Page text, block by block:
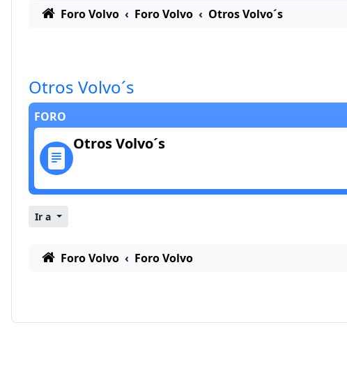
Foro Volvo Foro Volvo Otros Volvo´s
Otros Volvo´s
FORO
Otros Volvo´s
Ir a
Foro Volvo Foro Volvo